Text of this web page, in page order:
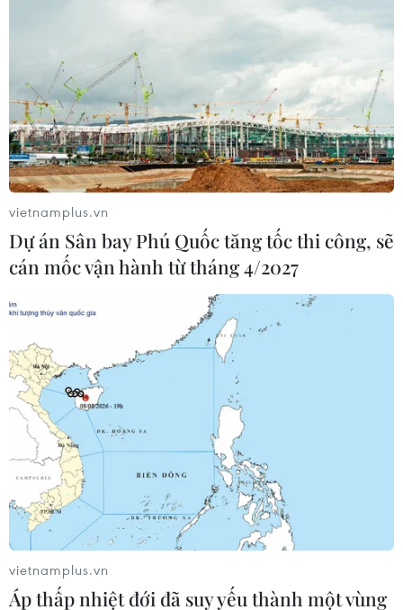
vietnamplus.vn
Dự án Sân bay Phú Quốc tăng tốc thi công, sẽ
cán mốc vận hành từ tháng 4/2027
vietnamplus.vn
Áp thấp nhiệt đới đã suy yếu thành một vùng